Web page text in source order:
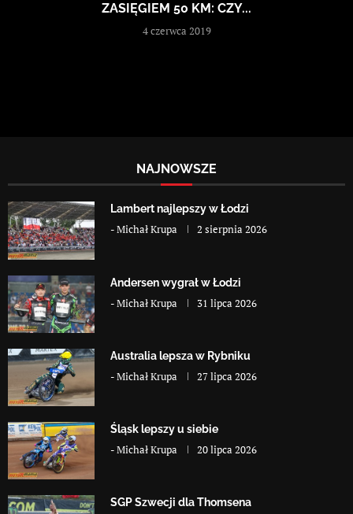
ZASIĘGIEM 50 KM: CZY...
4 czerwca 2019
NAJNOWSZE
Lambert najlepszy w Łodzi
-Michał Krupa 2 sierpnia 2026
Andersen wygrał w Łodzi
-Michał Krupa 31 lipca 2026
Australia lepsza w Rybniku
-Michał Krupa 27 lipca 2026
Śląsk lepszy u siebie
-Michał Krupa 20 lipca 2026
SGP Szwecji dla Thomsena